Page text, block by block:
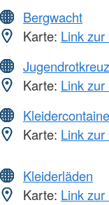
Bergwacht
Karte: Link
Jugendrotkreuz
Karte: Link
Karte: Link
Kleiderläden
Karte: Link